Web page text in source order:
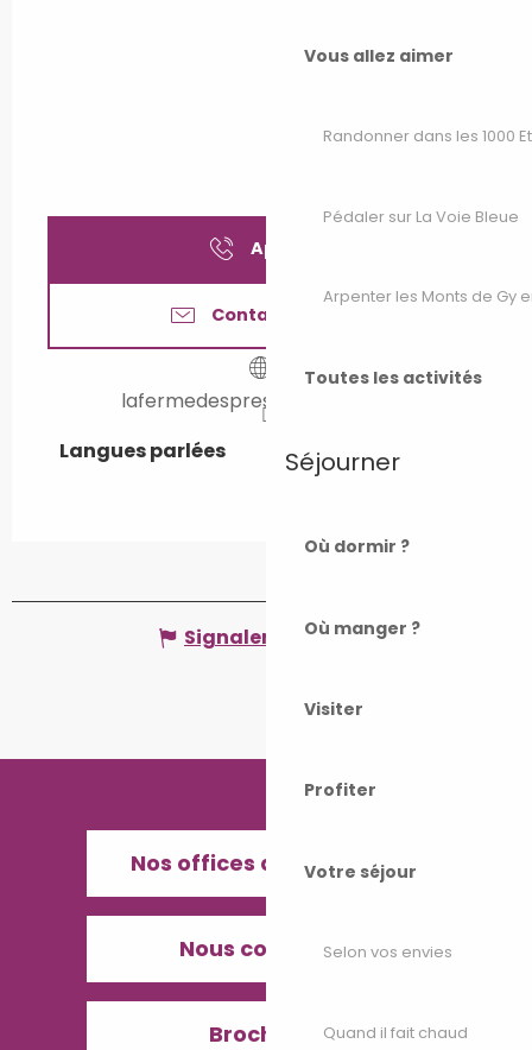
Vous allez aimer
Randonner dans les 1000
Pédaler sur La Voie Bleue
Arpenter les Monts de Gy
Toutes les activités
Séjourner
Où dormir ?
Où manger ?
Visiter
Profiter
Votre séjour
Selon vos envies
Quand il fait chaud
Appeler
Contactez-nous
lafermedespres.jimdofree.com
Langues parlées
Langues parlées
Signaler une erreur
Nos offices de Tourisme
Nous contacter
Brochures